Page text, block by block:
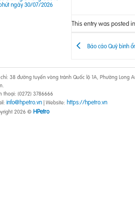
ngày 30/07/2026
This entry was posted
Báo cáo Quỹ bình
38 đường tuyến vòng tránh Quốc lộ 1A, Phường Long
thoại: (0272) 3786666
info@hpetro.vn | Website: https://hpetro.vn
2026 © HPetro